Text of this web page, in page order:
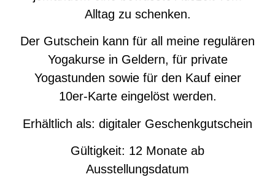
Alltag zu schenken.
Der Gutschein kann für all meine regulären
Yogakurse in Geldern, für private
Yogastunden sowie für den Kauf einer
10er-Karte eingelöst werden.
Erhältlich als: digitaler Geschenkgutschein
Gültigkeit: 12 Monate ab
Ausstellungsdatum